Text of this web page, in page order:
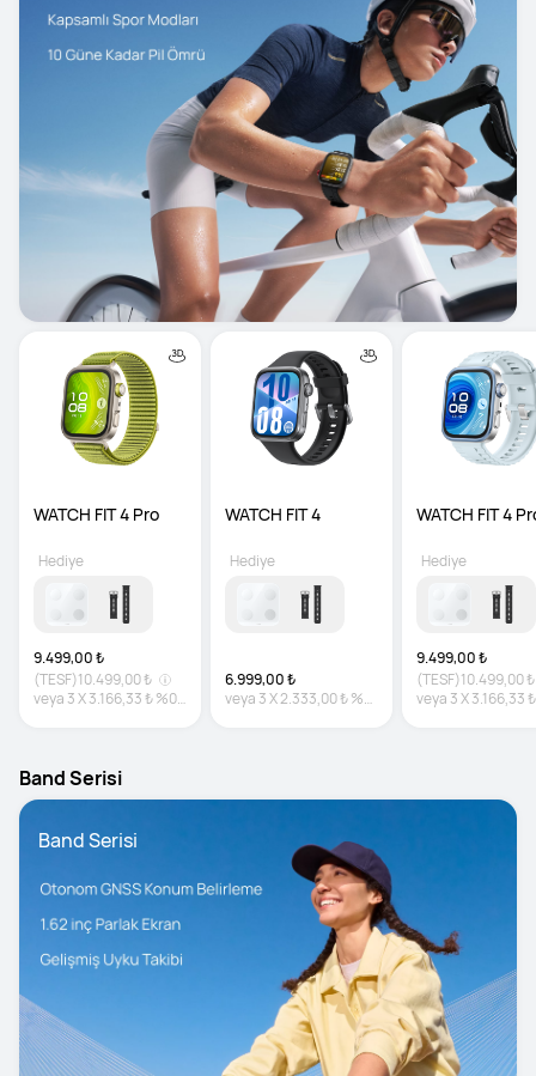
WATCH FIT 4 Pro
9.499,00 ₺
(TESF)10.499,00 ₺
veya 3X3.166,33 ₺%0
Hediye
WATCH FIT 4
6.999,00 ₺
veya 3X2.333,00 ₺%0
Hediye
WATCH FIT 4
9.499,00 ₺
(TESF)10.499,00 ₺
veya 3X3.166,33 ₺
Hediye
Band Serisi
Band Serisi